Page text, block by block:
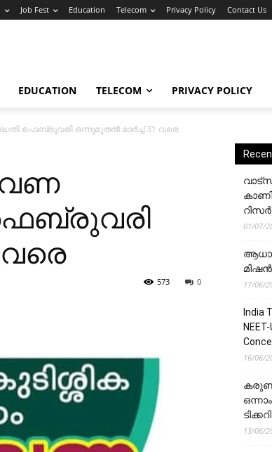
Job Fest Education Telecom Privacy Policy Contact Us
EDUCATION TELECOM PRIVACY POLICY
ഫെബ്രുവരി ഒന്നുമുതൽ മാർച്ച് 31 വരെ
ഫെബ്രുവരി
0
573
01/07/
മിഷൻ
17/06/
India
16/06/
13/06/